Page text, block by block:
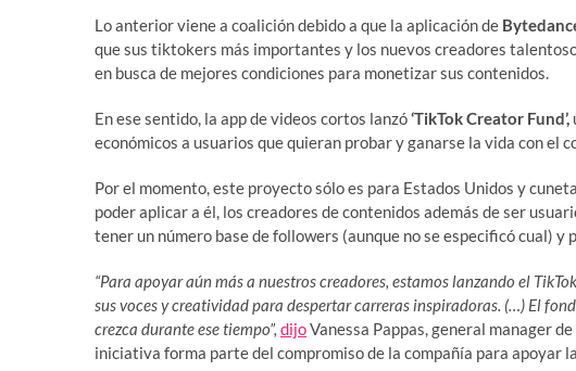
Lo anterior viene a coalición debido a que la aplicación de
que sus tiktokers más importantes y los nuevos creadores
en busca de mejores condiciones para monetizar sus contenidos.
En ese sentido, la app de videos cortos lanzó‘TikTok Creator Fund’,
económicos a usuarios que quieran probar y ganarse la vida con el
Por el momento, este proyecto sólo es para Estados Unidos y
poder aplicar a él, los creadores de contenidos además de ser
tener un número base de followers (aunque no se especificó cual)
“Para apoyar aún más a nuestros creadores, estamos lanzando el
sus voces y creatividad para despertar carreras inspiradoras. (…) El
crezca durante ese tiempo”, dijoVanessa Pappas, general manager
iniciativa forma parte del compromiso de la compañía para apoyar